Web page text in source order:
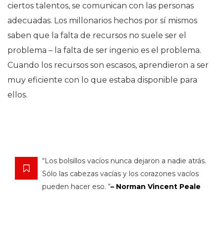
ciertos talentos, se comunican con las personas
adecuadas. Los millonarios hechos por sí mismos
saben que la falta de recursos no suele ser el
problema – la falta de ser ingenio es el problema.
Cuando los recursos son escasos, aprendieron a ser
muy eficiente con lo que estaba disponible para
ellos.
“Los bolsillos vacíos nunca dejaron a nadie atrás.
Sólo las cabezas vacías y los corazones vacíos
pueden hacer eso. “– Norman Vincent Peale